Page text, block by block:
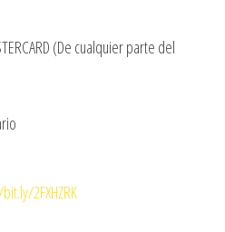
(De cualquier parte del
2FXHZRK